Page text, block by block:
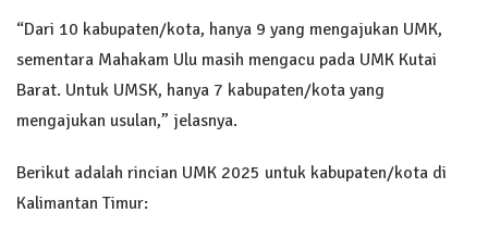
“Dari 10 kabupaten/kota, hanya 9 yang mengajukan UMK,
sementara Mahakam Ulu masih mengacu pada UMK Kutai
Barat. Untuk UMSK, hanya 7 kabupaten/kota yang
mengajukan usulan,” jelasnya.
Berikut adalah rincian UMK 2025 untuk kabupaten/kota di
Kalimantan Timur: